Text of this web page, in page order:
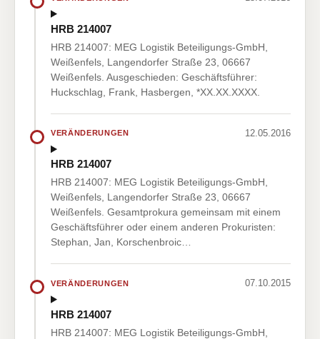
HRB 214007
HRB 214007: MEG Logistik Beteiligungs-GmbH,
Weißenfels, Langendorfer Straße 23, 06667
Weißenfels. Ausgeschieden: Geschäftsführer:
Huckschlag, Frank, Hasbergen, *XX.XX.XXXX.
VERÄNDERUNGEN 12.05.2016
HRB 214007
HRB 214007: MEG Logistik Beteiligungs-GmbH,
Weißenfels, Langendorfer Straße 23, 06667
Weißenfels. Gesamtprokura gemeinsam mit einem
Geschäftsführer oder einem anderen Prokuristen:
Stephan, Jan, Korschenbroic…
VERÄNDERUNGEN 07.10.2015
HRB 214007
HRB 214007: MEG Logistik Beteiligungs-GmbH,